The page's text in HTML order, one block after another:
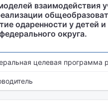
одаренности у детей
округа.
целевая программа